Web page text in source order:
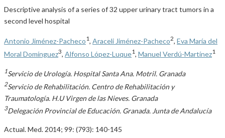
Descriptive analysis of a series of 32 upper urinary tract tumors in a
second level hospital
Antonio Jiménez-Pacheco1, Araceli Jiménez-Pacheco2, Eva María del
Moral Domínguez3 Alfonso López-Luque1 Manuel Verdú-Martínez1
1Servicio de Urología. Hospital Santa Ana. Motril. Granada
2Servicio de Rehabilitación. Centro de Rehabilitación y
Traumatología. H.U Virgen de las Nieves. Granada
3Delegación Provincial de Educación. Granada. Junta de Andalucía
Actual. Med. 2014; 99: (793): 140-145